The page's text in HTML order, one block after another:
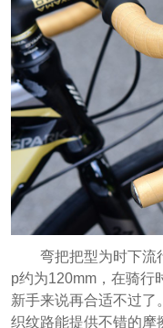
弯把把型为时下流
p约为120mm，在骑行
新手来说再合适不过了
织纹路能提供不错的摩